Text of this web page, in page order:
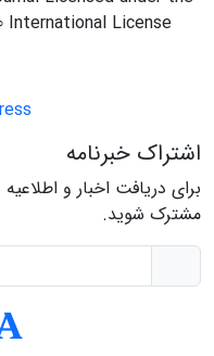
International License
اشتراک خبرنامه
برای دریافت اخبار و
مشترک شوید.